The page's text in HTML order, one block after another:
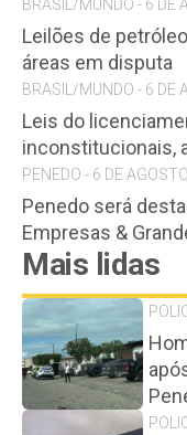
BRASIL/MUNDO - 6 DE
Leilões de
áreas em disputa
BRASIL/MUNDO - 6 DE
Leis do
inconstitucionais,
PENEDO - 6 DE
Penedo será
Empresas &
Mais lidas